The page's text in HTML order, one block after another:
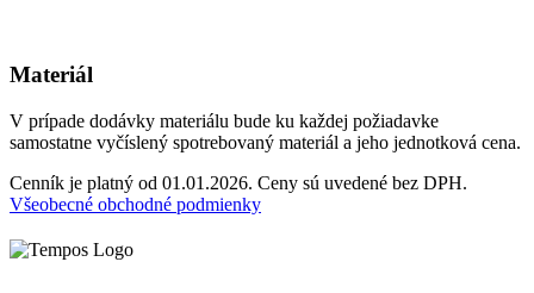
Materiál
V prípade dodávky materiálu bude ku každej požiadavke
samostatne vyčíslený spotrebovaný materiál a jeho jednotková cena.
Cenník je platný od 01.01.2026. Ceny sú uvedené bez DPH.
Všeobecné obchodné podmienky